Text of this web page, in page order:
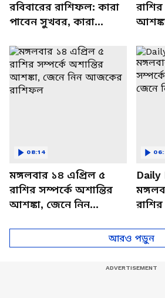
রবিবারের রাশিফল: কারা
পাবেন সুখবর, কারা
বিশদে
মঙ্গলবার ১৪ এপ্রিল ৫
রাশির সম্পর্কে অশান্তির
আশঙ্কা, জেনে নিন
08:14
Daily
আরও পড়ুন